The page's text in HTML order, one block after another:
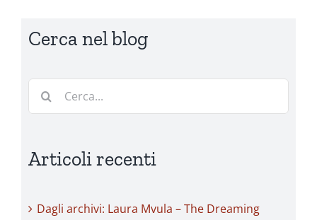
Cerca nel blog
Cerca
Articoli recenti
Dagli archivi: Laura Mvula – The Dreaming